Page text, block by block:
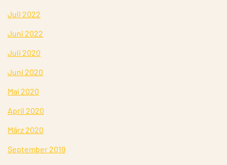
Juli 2022
Juni 2022
Juli 2020
Juni 2020
Mai 2020
April 2020
März 2020
September 2019